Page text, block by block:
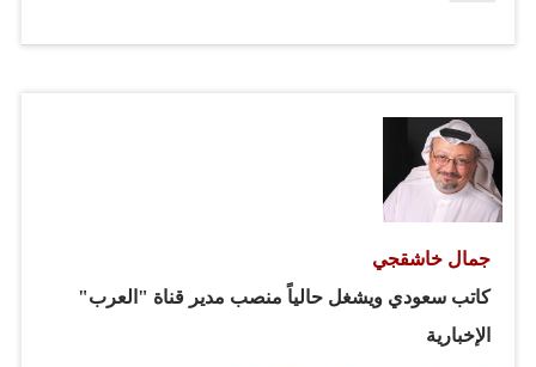
عدوّي، وعندما أدعوه عدوّي فإنني لا أفعل ذلك لأني أكرهه؛ بل
أؤمن به، ويتحدث لغتي، ويُعظّم نفس شعائري، ولذلك لم
أستطع أن أكرهه. قرأتُ مرة رسائل النبي –صلى الله عليه
وسلم– إلى أعدائه فوجدتُ أنه كان يخاطبهم بأدب عظيم،
الرحمن الرحيم، من محمد عبد الله ورسوله، إلى هرقل عظيم
الروم، سلام على من اتبع الهدى». وكتب إلى آخر: «من محمد
عبد الله ورسوله إلى المقوقس…
جمال خاشقجي
كاتب سعودي ويشغل حالياً منصب مدير قناة "العرب"
الإخبارية